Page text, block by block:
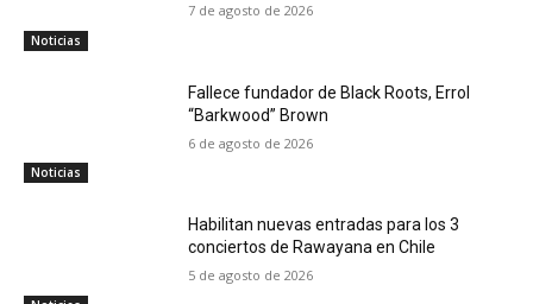
Noticias
7 de agosto de 2026
Noticias
Fallece fundador de Black Roots, Errol
“Barkwood” Brown
6 de agosto de 2026
Habilitan nuevas entradas para los 3
conciertos de Rawayana en Chile
5 de agosto de 2026